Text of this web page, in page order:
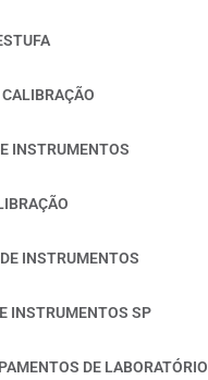
INSTRUMENTOS
INSTRUMENTOS
INSTRUMENTOS SP
DE LABORATÓRIO